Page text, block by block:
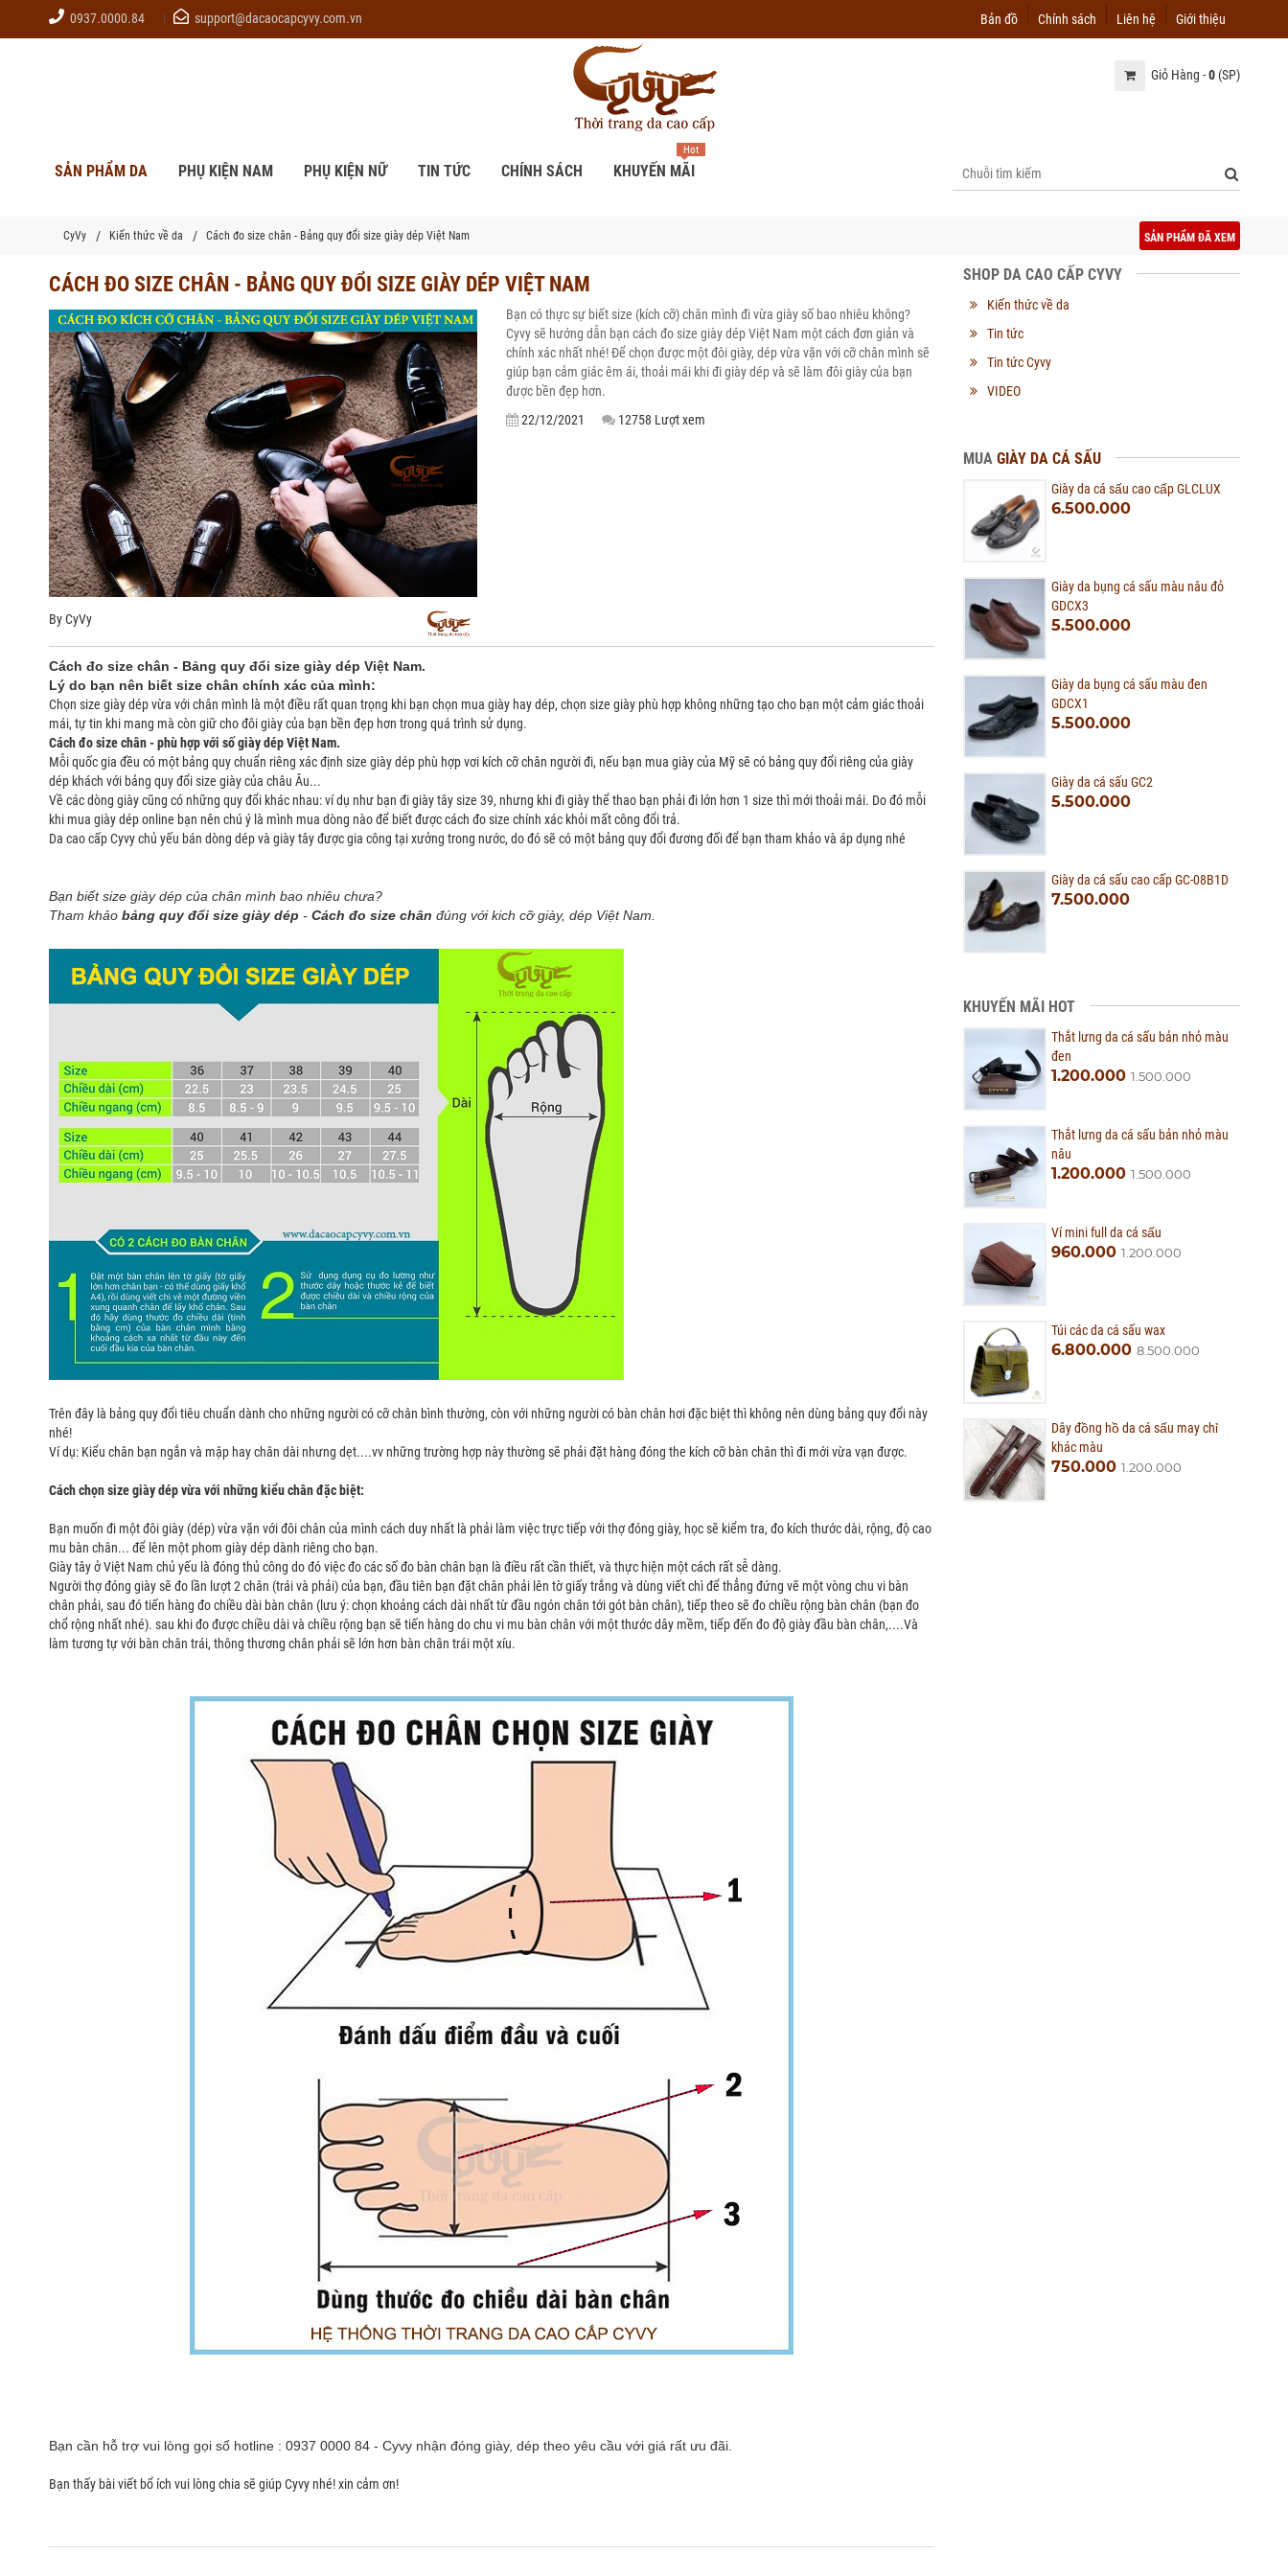
0937.0000.84 support@dacaocapcyvy.com.vn Bản đồ Chính sách Liên hệ Giới thiệu
Giỏ Hàng -0(SP)
SẢN PHẨM DA PHỤ KIỆN NAM PHỤ KIỆN NỮ TIN TỨC CHÍNH SÁCH KHUYẾN MÃI
Hot
CyVy Kiến thức về da Cách đo size chân - Bảng quy đổi size giày dép Việt Nam SẢN PHẨM ĐÃ XEM
CÁCH ĐO SIZE CHÂN - BẢNG QUY ĐỔI SIZE GIÀY DÉP VIỆT NAM
ByCyVy
Bạn có thực sự biết size (kích cỡ) chân mình đi vừa giày số bao nhiêu không?
Cyvy sẽ hướng dẫn bạn cách đo size giày dép Việt Nam một cách đơn giản và
chính xác nhất nhé! Để chọn được một đôi giày, dép vừa vặn với cỡ chân mình sẽ
giúp bạn cảm giác êm ái, thoải mái khi đi giày dép và sẽ làm đôi giày của bạn
được bền đẹp hơn.
22/12/2021
12758 Lượt xem
Cách đo size chân - Bảng quy đổi size giày dép Việt Nam.
Lý do bạn nên biết size chân chính xác của mình:
Chọn size giày dép vừa với chân mình là một điều rất quan trọng khi bạn chọn mua giày hay dép, chọn size giày phù hợp không những tạo cho bạn một cảm giác thoải
mái, tự tin khi mang mà còn giữ cho đôi giày của bạn bền đẹp hơn trong quá trình sử dụng.
Cách đo size chân - phù hợp với số giày dép Việt Nam.
Mỗi quốc gia đều có một bảng quy chuẩn riêng xác định size giày dép phù hợp vơi kích cỡ chân người đi, nếu bạn mua giày của Mỹ sẽ có bảng quy đổi riêng của giày
dép khách với bảng quy đổi size giày của châu Âu...
Về các dòng giày cũng có những quy đổi khác nhau: ví dụ như bạn đi giày tây size 39, nhưng khi đi giày thể thao bạn phải đi lớn hơn 1 size thì mới thoải mái. Do đó mỗi
khi mua giày dép online bạn nên chú ý là mình mua dòng nào để biết được cách đo size chính xác khỏi mất công đổi trả.
Da cao cấp Cyvy chủ yếu bán dòng dép và giày tây được gia công tại xưởng trong nước, do đó sẽ có một bảng quy đổi đương đối để bạn tham khảo và áp dụng nhé
Bạn biết size giày dép của chân mình bao nhiêu chưa?
Tham khảo bảng quy đổi size giày dép -Cách đo size chân đúng với kich cỡ giày, dép Việt Nam.
Trên đây là bảng quy đổi tiêu chuẩn dành cho những người có cỡ chân bình thường, còn với những người có bàn chân hơi đặc biệt thì không nên dùng bảng quy đổi này
nhé!
Ví dụ: Kiểu chân bạn ngắn và mập hay chân dài nhưng dẹt....vv những trường hợp này thường sẽ phải đặt hàng đóng the kích cỡ bàn chân thì đi mới vừa vạn được.
Cách chọn size giày dép vừa với những kiểu chân đặc biệt:
Bạn muốn đi một đôi giày (dép) vừa vặn với đôi chân của mình cách duy nhất là phải làm việc trực tiếp với thợ đóng giày, học sẽ kiểm tra, đo kích thước dài, rộng, độ cao
mu bàn chân... để lên một phom giày dép dành riêng cho bạn.
Giày tây ở Việt Nam chủ yếu là đóng thủ công do đó việc đo các số đo bàn chân bạn là điều rất cần thiết, và thực hiện một cách rất sễ dàng.
Người thợ đóng giày sẽ đo lần lượt 2 chân (trái và phải) của bạn, đầu tiên bạn đặt chân phải lên tờ giấy trắng và dùng viết chì để thẳng đứng vẽ một vòng chu vi bàn
chân phải, sau đó tiến hàng đo chiều dài bàn chân (lưu ý: chọn khoảng cách dài nhất từ đầu ngón chân tới gót bàn chân), tiếp theo sẽ đo chiều rộng bàn chân (bạn đo
chổ rộng nhất nhé). sau khi đo được chiều dài và chiều rộng bạn sẽ tiến hàng do chu vi mu bàn chân với một thước dây mềm, tiếp đến đo độ giày đầu bàn chân,....Và
làm tương tự với bàn chân trái, thông thương chân phải sẽ lớn hơn bàn chân trái một xíu.
Bạn cần hỗ trợ vui lòng gọi số hotline : 0937 0000 84 - Cyvy nhận đóng giày, dép theo yêu cầu với giá rất ưu đãi.
Bạn thấy bài viết bổ ích vui lòng chia sẽ giúp Cyvy nhé! xin cảm ơn!
SHOP DA CAO CẤP CYVY
Kiến thức về da
Tin tức
Tin tức Cyvy
VIDEO
MUAGIÀY DA CÁ SẤU
Giày da cá sấu cao cấp GLCLUX
6.500.000
Giày da bụng cá sấu màu nâu đỏ
GDCX3
5.500.000
Giày da bụng cá sấu màu đen
GDCX1
5.500.000
Giày da cá sấu GC2
5.500.000
Giày da cá sấu cao cấp GC-08B1D
7.500.000
KHUYẾN MÃI HOT
Thắt lưng da cá sấu bản nhỏ màu
đen
1.200.0001.500.000
Thắt lưng da cá sấu bản nhỏ màu
nâu
1.200.0001.500.000
Ví mini full da cá sấu
960.0001.200.000
Túi các da cá sấu wax
6.800.0008.500.000
Dây đồng hồ da cá sấu may chỉ
khác màu
750.0001.200.000